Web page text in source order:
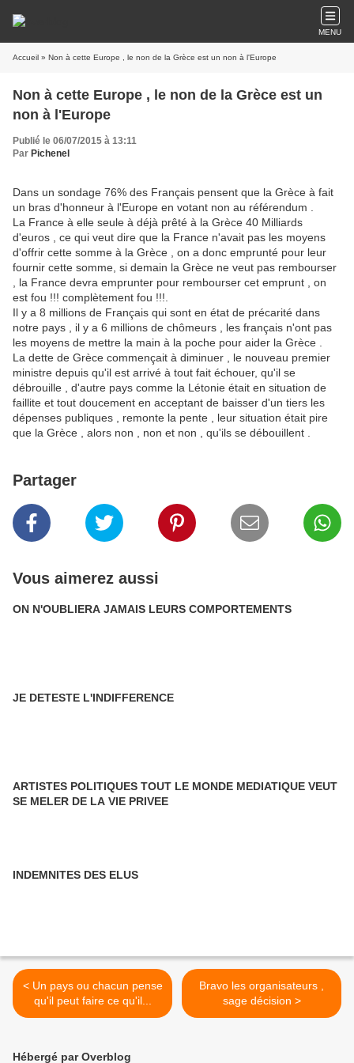
MENU
Accueil » Non à cette Europe , le non de la Grèce est un non à l'Europe
Non à cette Europe , le non de la Grèce est un
non à l'Europe
Publié le 06/07/2015 à 13:11
Par Pichenel
Dans un sondage 76% des Français pensent que la Grèce à fait
un bras d'honneur à l'Europe en votant non au référendum .
La France à elle seule à déjà prêté à la Grèce 40 Milliards
d'euros , ce qui veut dire que la France n'avait pas les moyens
d'offrir cette somme à la Grèce , on a donc emprunté pour leur
fournir cette somme, si demain la Grèce ne veut pas rembourser
, la France devra emprunter pour rembourser cet emprunt , on
est fou !!! complètement fou !!!.
Il y a 8 millions de Français qui sont en état de précarité dans
notre pays , il y a 6 millions de chômeurs , les français n'ont pas
les moyens de mettre la main à la poche pour aider la Grèce .
La dette de Grèce commençait à diminuer , le nouveau premier
ministre depuis qu'il est arrivé à tout fait échouer, qu'il se
débrouille , d'autre pays comme la Létonie était en situation de
faillite et tout doucement en acceptant de baisser d'un tiers les
dépenses publiques , remonte la pente , leur situation était pire
que la Grèce , alors non , non et non , qu'ils se débouillent .
Partager
Vous aimerez aussi
ON N'OUBLIERA JAMAIS LEURS COMPORTEMENTS
JE DETESTE L'INDIFFERENCE
ARTISTES POLITIQUES TOUT LE MONDE MEDIATIQUE VEUT
SE MELER DE LA VIE PRIVEE
INDEMNITES DES ELUS
< Un pays ou chacun pense
qu'il peut faire ce qu'il...
Bravo les organisateurs ,
sage décision >
Hébergé par Overblog